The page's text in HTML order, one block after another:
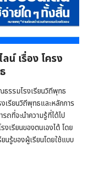
น์ เรื่อง โครง
ธรรมโรงเรียนวิถีพุทธ
เรียนวิถีพุทธและหลักการ
ถที่จะนำความรู้ที่ได้ไป
งเรียนของตนเองได้ โดย
นรู้ของผู้เรียนโดยใช้แบบ